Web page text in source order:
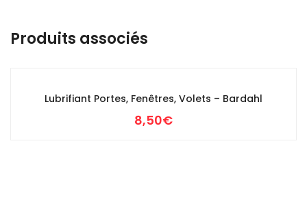
Produits associés
Lubrifiant Portes, Fenêtres, Volets – Bardahl
8,50€